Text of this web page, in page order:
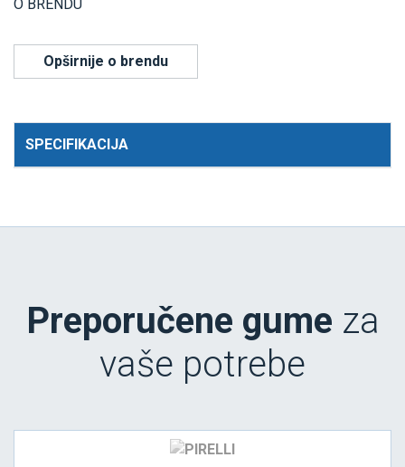
O BRENDU
Opširnije o brendu
SPECIFIKACIJA
Preporučene gume za
vaše potrebe